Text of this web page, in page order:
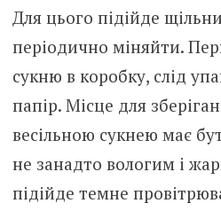
Для цього підійде
періодично міняйти.
сукню в коробку, слід
папір. Місце для
весільною сукнею має
не занадто вологим і
підійде темне